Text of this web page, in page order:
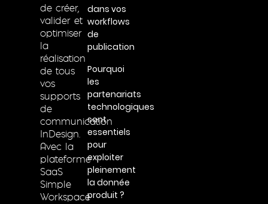
de créer,
valider et
optimiser
la
réalisation
de tous
vos
supports
de
communication
InDesign.
Avec la
plateforme
SaaS
Simple
Workspace
dans vos
workflows
de
publication
Pourquoi
les
partenariats
technologiques
sont
essentiels
pour
exploiter
pleinement
la donnée
produit ?